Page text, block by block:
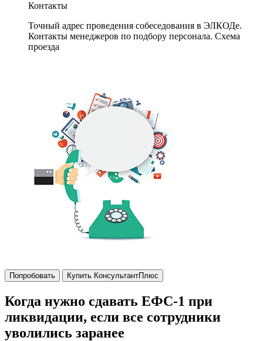
Контакты
Точный адрес проведения собеседования в ЭЛКОДе.
Контакты менеджеров по подбору персонала. Схема
проезда
Попробовать Купить КонсультантПлюс
Когда нужно сдавать ЕФС-1 при
ликвидации, если все сотрудники
уволились заранее